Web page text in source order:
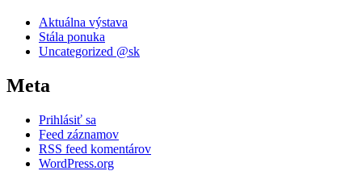
Aktuálna výstava
Stála ponuka
Uncategorized @sk
Meta
Prihlásiť sa
Feed záznamov
RSS feed komentárov
WordPress.org